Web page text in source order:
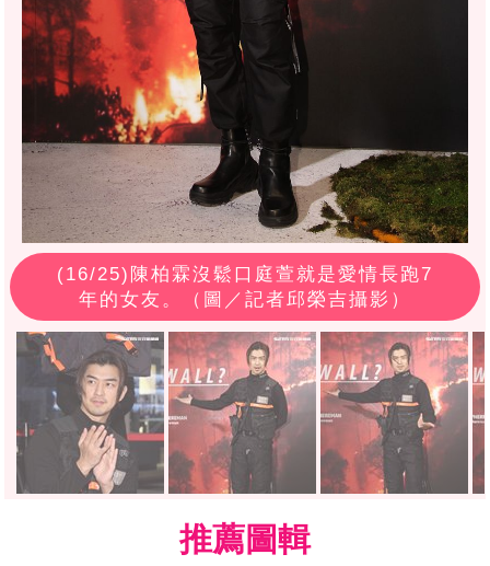
(16/25)陳柏霖沒鬆口庭萱就是愛情長跑7
年的女友。（圖／記者邱榮吉攝影）
推薦圖輯